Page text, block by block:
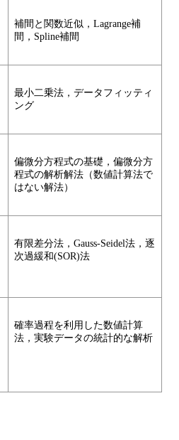
補間と関数近似，Lagrange補
間，Spline補間
最小二乗法，データフィッティ
ング
偏微分方程式の基礎，偏微分方
程式の解析解法（数値計算法で
はない解法）
有限差分法，Gauss-Seidel法，逐
次過緩和(SOR)法
確率過程を利用した数値計算
法，実験データの統計的な解析